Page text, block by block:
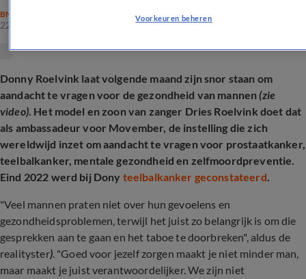
BN'ERS
22 okt 2024, 08:04
Donny Roelvink laat volgende maand zijn snor staan om
aandacht te vragen voor de gezondheid van mannen(zie
video). Het model en zoon van zanger Dries Roelvink doet dat
als ambassadeur voor Movember, de instelling die zich
wereldwijd inzet om aandacht te vragen voor prostaatkanker,
teelbalkanker, mentale gezondheid en zelfmoordpreventie.
Eind 2022 werd bij Dony teelbalkanker geconstateerd.
"Veel mannen praten niet over hun gevoelens en
gezondheidsproblemen, terwijl het juist zo belangrijk is om die
gesprekken aan te gaan en het taboe te doorbreken", aldus de
realityster). "Goed voor jezelf zorgen maakt je niet minder man,
maar maakt je juist verantwoordelijker. We zijn niet
Voorkeuren beheren